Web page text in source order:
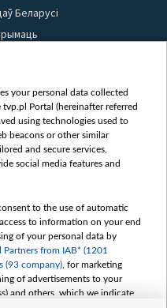
Беларусі
матэрыялаў
мульт
your personal data collected
Portal (hereinafter referred
using technologies used to
beacons or other similar
and secure services,
social media features and
to the use of automatic
to information on your end
of your personal data by
Partners from IAB* (1201
(93 company) , for marketing
of advertisements to your
and others, which we indicate